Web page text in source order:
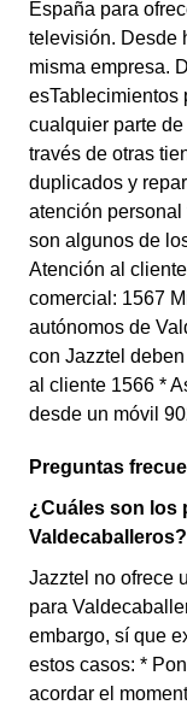
España para
televisión. Desde
misma empresa.
esTablecimientos
cualquier parte
través de otras
duplicados y
atención
son algunos de
Atención al
comercial: 1567
autónomos de
con Jazztel
al cliente 1566 *
desde un móvil
Preguntas
¿Cuáles son los
Valdecaballeros?
Jazztel no ofrece
para
embargo, sí que
estos casos: *
acordar el